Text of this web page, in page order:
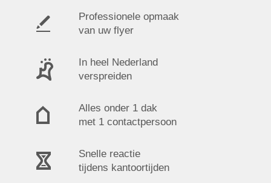
Professionele opmaak
van uw flyer
In heel Nederland
verspreiden
Alles onder 1 dak
met 1 contactpersoon
Snelle reactie
tijdens kantoortijden